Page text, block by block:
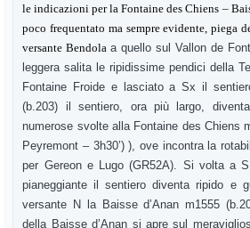
le indicazioni per la Fontaine des Chiens –
poco frequentato ma sempre evidente, piega
versante Bendolaa quello sul Vallon de
leggera salita le ripidissime pendici della
Fontaine Froide e lasciato a Sx il
(b.203) il sentiero, ora più largo,
numerose svolte alla Fontaine des Chiens
Peyremont – 3h30’) ), ove incontra la
per Gereon e Lugo (GR52A). Si volta a
pianeggiante il sentiero diventa ripido e
versante N la Baisse d’Anan m1555
della Baisse d’Anan si apre sul